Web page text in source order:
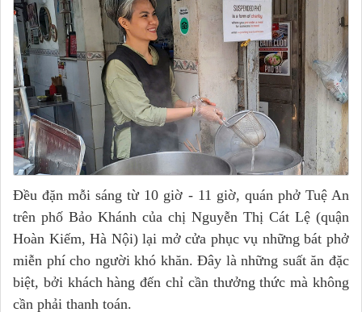
Đều đặn mỗi sáng từ 10 giờ - 11 giờ, quán phở Tuệ An
trên phố Bảo Khánh của chị Nguyễn Thị Cát Lệ (quận
Hoàn Kiếm, Hà Nội) lại mở cửa phục vụ những bát phở
miễn phí cho người khó khăn. Đây là những suất ăn đặc
biệt, bởi khách hàng đến chỉ cần thưởng thức mà không
cần phải thanh toán.